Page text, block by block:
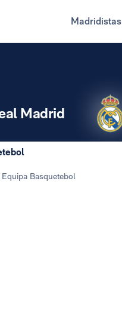
Madridistas
Madrid
Equipa Basquetebol